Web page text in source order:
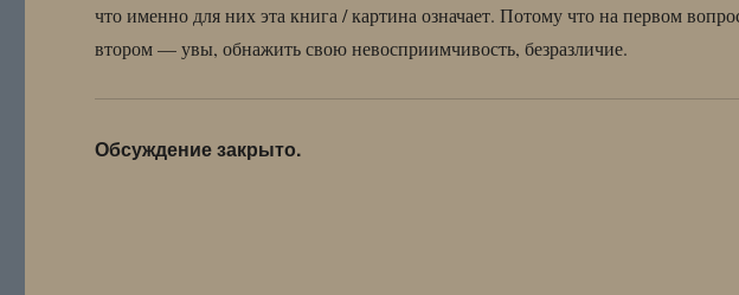
что именно для них эта книга / картина означает. Потому что на первом
втором — увы, обнажить свою невосприимчивость, безразличие.
Обсуждение закрыто.